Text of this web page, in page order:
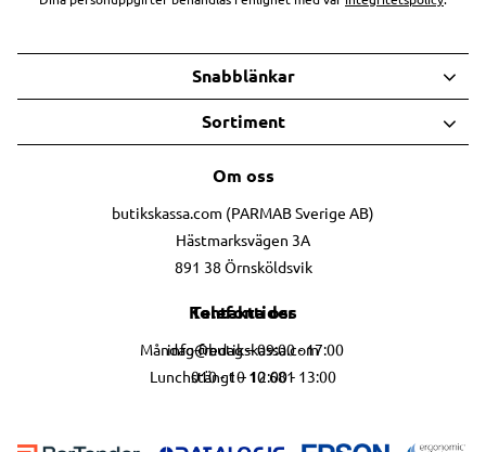
Om oss
butikskassa.com (PARMAB Sverige AB)
Hästmarksvägen 3A
891 38 Örnsköldsvik
Kontakta oss
info@butikskassa.com
010 - 10 10 681
Telefontider
Måndag-fredag – 09:00 - 17:00
Lunchstängt – 12:00 - 13:00
Snabblänkar
Sortiment